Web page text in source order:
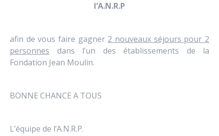
l’A.N.R.P
afin de vous faire gagner 2 nouveaux séjours pour 2
personnes dans l’un des établissements de la
Fondation Jean Moulin.
BONNE CHANCE A TOUS
L’équipe de l’A.N.R.P.